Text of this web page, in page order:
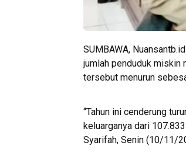
SUMBAWA,
jumlah penduduk miskin
tersebut menurun
“Tahun ini cenderung
keluarganya dari
Syarifah, Senin (10/11/